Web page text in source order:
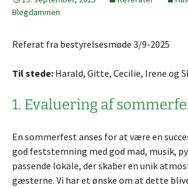
Blegdammen
Referat fra bestyrelsesmøde 3/9-2025
Til stede: Harald, Gitte, Cecilie, Irene og
1. Evaluering af
En sommerfest anses for at være en
god feststemning med god mad, musik,
passende lokale, der skaber en unik
gæsterne. Vi har et ønske om at dette